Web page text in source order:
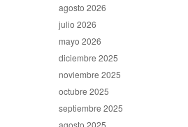
agosto 2026
julio 2026
mayo 2026
diciembre 2025
noviembre 2025
octubre 2025
septiembre 2025
agosto 2025